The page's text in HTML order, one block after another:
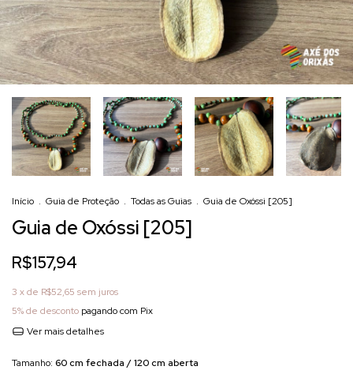
Início . Guia de Proteção . Todas as Guias . Guia de Oxóssi [205]
Guia de Oxóssi [205]
R$157,94
3 x de R$52,65 sem juros
5% de desconto pagando com Pix
Ver mais detalhes
Tamanho: 60 cm fechada / 120 cm aberta